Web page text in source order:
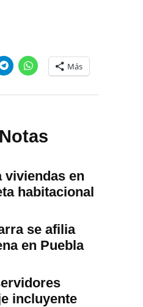
Más
viviendas en
habitacional
se afilia
en Puebla
incluyente